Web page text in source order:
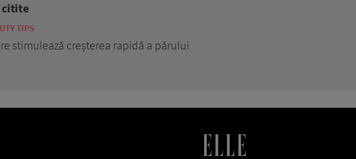
citite
TIPS
stimulează creșterea rapidă a părului